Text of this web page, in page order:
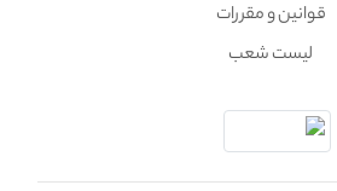
قوانین و مقررات
لیست شعب